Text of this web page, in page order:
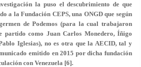
la puso el descubrimiento de que
a la Fundación CEPS, una ONGD que según
de Podemos (para la cual trabajaron
partido como Juan Carlos Monedero, Íñigo
Iglesias), no es otra que la AECID, tal y
emitido en 2015 por dicha fundación
con Venezuela [6].